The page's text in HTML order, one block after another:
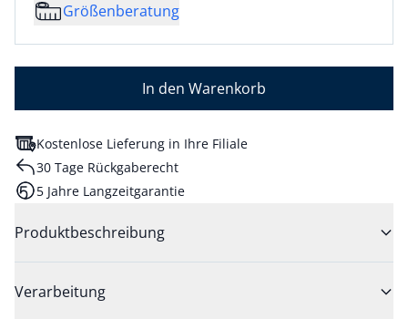
Größenberatung
In den Warenkorb
Kostenlose Lieferung in Ihre Filiale
30 Tage Rückgaberecht
5 Jahre Langzeitgarantie
Produktbeschreibung
Verarbeitung